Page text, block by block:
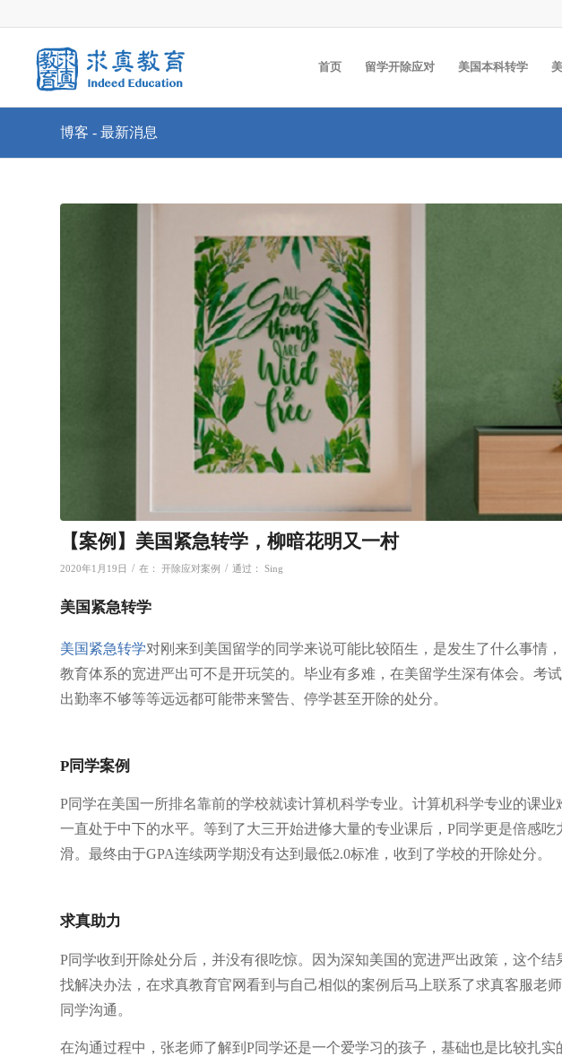
首页 留学开除应对 美国本科转学
博客 - 最新消息
【案例】美国紧急转学，柳暗花明又一村
2020年1月19日 / 在： 开除应对案例 / 通过： Sing
美国紧急转学
美国紧急转学对刚来到美国留学的同学来说可能比较陌生，是发生了什么事情
教育体系的宽进严出可不是开玩笑的。毕业有多难，在美留学生深有体会。考
出勤率不够等等远远都可能带来警告、停学甚至开除的处分。
P同学案例
P同学在美国一所排名靠前的学校就读计算机科学专业。计算机科学专业的课
一直处于中下的水平。等到了大三开始进修大量的专业课后，P同学更是倍感
滑。最终由于GPA连续两学期没有达到最低2.0标准，收到了学校的开除处分。
求真助力
P同学收到开除处分后，并没有很吃惊。因为深知美国的宽进严出政策，这个
找解决办法，在求真教育官网看到与自己相似的案例后马上联系了求真客服老
同学沟通。
在沟通过程中，张老师了解到P同学还是一个爱学习的孩子，基础也是比较扎